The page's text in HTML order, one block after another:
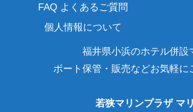
FAQ よくあるご質問
個人情報について
福井県小浜のホテル併設
ボート保管・販売などお気軽に
若狭マリンプラザ マ